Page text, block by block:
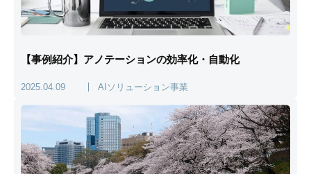
【事例紹介】アノテーションの効率化・自動化
2025.04.09 AIソリューション事業